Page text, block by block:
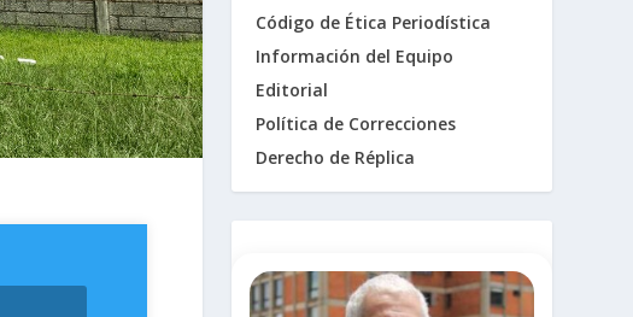
Código de Ética Periodística
Información del Equipo
Editorial
Política de Correcciones
Derecho de Réplica